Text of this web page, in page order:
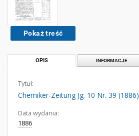
Pokaż treść
OPIS INFORMACJE
Tytuł:
Chemiker-Zeitung Jg. 10 Nr. 39 (1886)
Data wydania:
1886